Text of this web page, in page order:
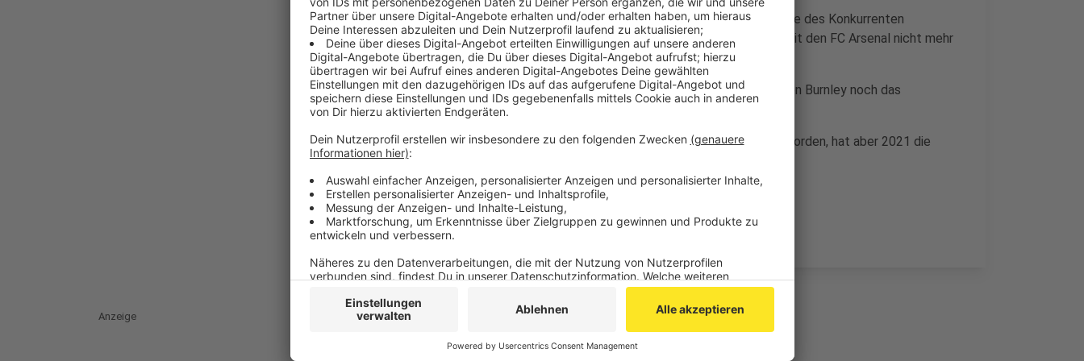
Den Titel hat die Mannschaft gemeinsam beim Schauen der Partie des Konkurrenten
Manchester City gefeiert, der nur Unentschieden spielte und somit den FC Arsenal nicht mehr
in der Tabelle der Premier League einholen kann.
Am Montag hatte Havertz beim 1:0-Sieg seiner Mannschaft gegen Burnley noch das
entscheidende Tor erzielt.
Mit seinem früheren Club FC Chelsea ist Havertz nie Meister geworden, hat aber 2021 die
Anzeige
Anzeige